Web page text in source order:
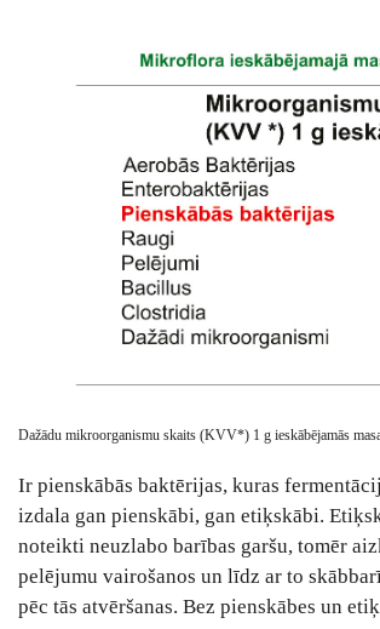
Dažādu mikroorganismu skaits (KVV*) 1 g ieskābējamās
Ir pienskābās baktērijas, kuras
izdala gan pienskābi, gan etiķskābi.
noteikti neuzlabo barības garšu, tomēr
pelējumu vairošanos un līdz ar to
pēc tās atvēršanas. Bez pienskābes un